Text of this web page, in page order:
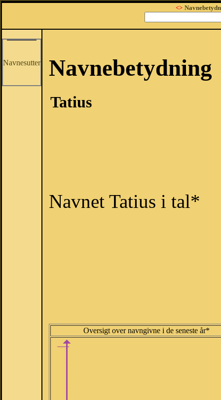
<>
Navnesutter Navnebetydning
Tatius
Navnet Tatius i tal*
Oversigt over navngivne i de seneste år*